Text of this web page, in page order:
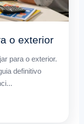
o exterior
para o exterior.
definitivo